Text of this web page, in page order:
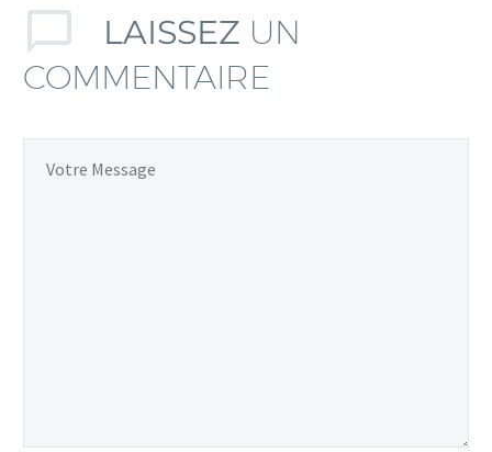
LAISSEZ UN
COMMENTAIRE